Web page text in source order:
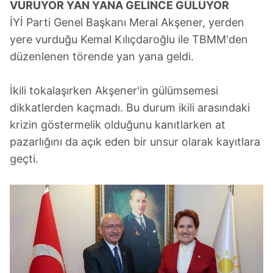
verileriniz işlenmekte olup gerekli olan çerezler bilgi
toplumu hizmetlerinin sunulması amacıyla
kullanılmaktadır. Diğer çerezler, sitemizin daha işlevsel
kılınması ve kişiselleştirilmesi ve sizlere yönelik
sınırlı olarak açık rızanız dahilinde kullanılacaktır.
Çerezlere ilişkin tercihlerinizi aşağıda yer alan panel
vasıtasıyla belirleyebilirsiniz. Çerezlere ilişkin detaylı bilgi
için Ayarlar butonuna tıklayabilir,Çerez Bilgilendirme
Metnimizi
6698 sayılı Kişisel Verilerin Korunması Kanunu uyarınca
hazırlanmış Aydınlatma Metnimizi okumak ve sitemizde
ilgili mevzuata uygun olarak kullanılan çerezlerle ilgili bilgi
almak için lütfen
tıklayınız.
VURUYOR YAN YANA GELİNCE GÜLÜYOR
İYİ Parti Genel Başkanı Meral Akşener, yerden
yere vurduğu Kemal Kılıçdaroğlu ile TBMM'den
düzenlenen törende yan yana geldi.
İkili tokalaşırken Akşener'in gülümsemesi
dikkatlerden kaçmadı. Bu durum ikili arasındaki
krizin göstermelik olduğunu kanıtlarken at
pazarlığını da açık eden bir unsur olarak kayıtlara
geçti.